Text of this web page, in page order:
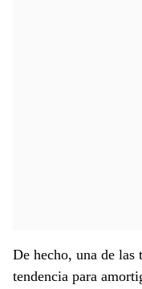
De hecho, una de las
tendencia para